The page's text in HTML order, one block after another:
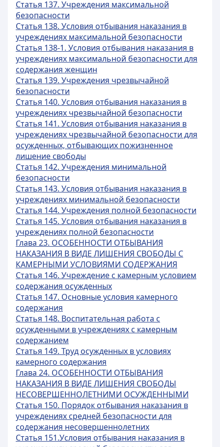
Статья 137. Учреждения максимальной
безопасности
Статья 138. Условия отбывания наказания в
учреждениях максимальной безопасности
Статья 138-1. Условия отбывания наказания в
учреждениях максимальной безопасности для
содержания женщин
Статья 139. Учреждения чрезвычайной
безопасности
Статья 140. Условия отбывания наказания в
учреждениях чрезвычайной безопасности
Статья 141. Условия отбывания наказания в
учреждениях чрезвычайной безопасности для
осужденных, отбывающих пожизненное
лишение свободы
Статья 142. Учреждения минимальной
безопасности
Статья 143. Условия отбывания наказания в
учреждениях минимальной безопасности
Статья 144. Учреждения полной безопасности
Статья 145. Условия отбывания наказания в
учреждениях полной безопасности
Глава 23. ОСОБЕННОСТИ ОТБЫВАНИЯ
НАКАЗАНИЯ В ВИДЕ ЛИШЕНИЯ СВОБОДЫ С
КАМЕРНЫМИ УСЛОВИЯМИ СОДЕРЖАНИЯ
Статья 146. Учреждение с камерным условием
содержания осужденных
Статья 147. Основные условия камерного
содержания
Статья 148. Воспитательная работа с
осужденными в учреждениях с камерным
содержанием
Статья 149. Труд осужденных в условиях
камерного содержания
Глава 24. ОСОБЕННОСТИ ОТБЫВАНИЯ
НАКАЗАНИЯ В ВИДЕ ЛИШЕНИЯ СВОБОДЫ
НЕСОВЕРШЕННОЛЕТНИМИ ОСУЖДЕННЫМИ
Статья 150. Порядок отбывания наказания в
учреждениях средней безопасности для
содержания несовершеннолетних
Статья 151.Условия отбывания наказания в